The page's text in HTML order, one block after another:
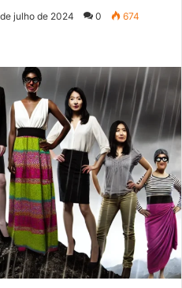
julho de 2024 0 674